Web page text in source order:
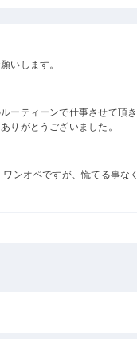
いします。
ーティーンで仕事させて頂
りがとうございました。
ンオペですが、慌てる事な